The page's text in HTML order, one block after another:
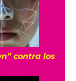
contra los